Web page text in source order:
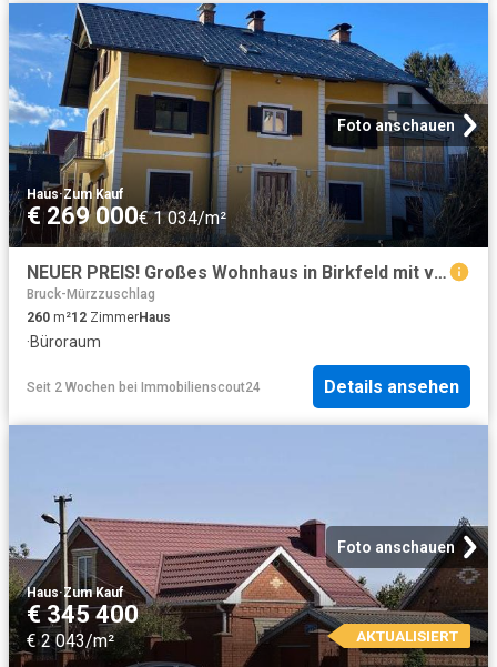
Foto anschauen
Haus·Zum Kauf
€ 269 000€ 1 034/m²
NEUER PREIS! Großes Wohnhaus in Birkfeld mit vielfältiger Nutzungsmöglichkeit
Bruck-Mürzzuschlag
260 m²12 ZimmerHaus
·Büroraum
Seit 2 Wochen bei Immobilienscout24 Details ansehen
Foto anschauen
Haus·Zum Kauf
€ 345 400
€ 2 043/m² AKTUALISIERT